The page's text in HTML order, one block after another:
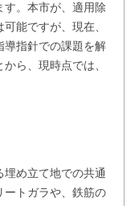
す。本市が、適用除
能ですが、現在、
導指針での課題を解
ら、現時点では、
め立て地での共通
ートガラや、鉄筋の